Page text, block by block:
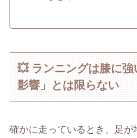
💥 ランニングは膝に
影響」とは限らない
確かに走っているとき、足